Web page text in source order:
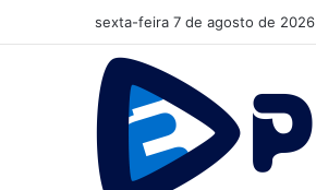
sexta-feira 7 de agosto de 2026